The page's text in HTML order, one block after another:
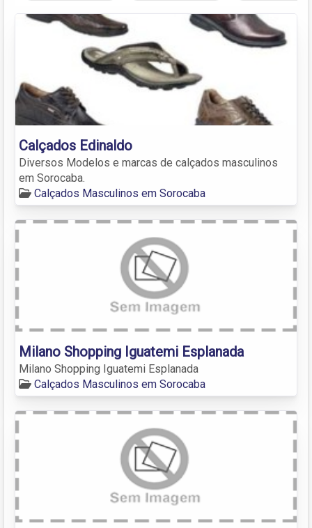
Calçados Edinaldo
Diversos Modelos e marcas de calçados masculinos
em Sorocaba.
Calçados Masculinos em Sorocaba
Milano Shopping Iguatemi Esplanada
Milano Shopping Iguatemi Esplanada
Calçados Masculinos em Sorocaba